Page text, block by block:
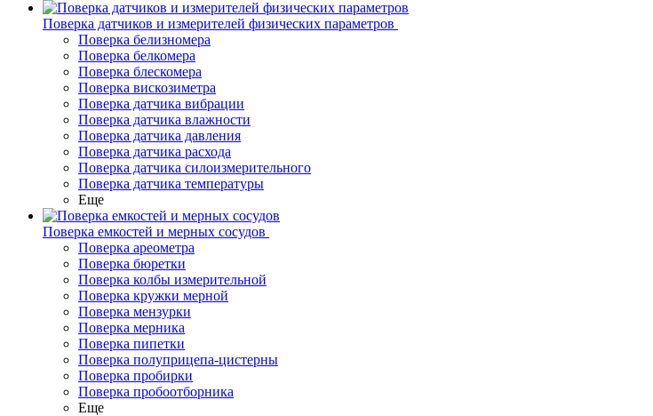
Поверка датчиков и измерителей физических параметров
Поверка белизномера
Поверка белкомера
Поверка блескомера
Поверка вискозиметра
Поверка датчика вибрации
Поверка датчика влажности
Поверка датчика давления
Поверка датчика расхода
Поверка датчика силоизмерительного
Поверка датчика температуры
Еще
Поверка емкостей и мерных сосудов
Поверка ареометра
Поверка бюретки
Поверка колбы измерительной
Поверка кружки мерной
Поверка мензурки
Поверка мерника
Поверка пипетки
Поверка полуприцепа-цистерны
Поверка пробирки
Поверка пробоотборника
Еще